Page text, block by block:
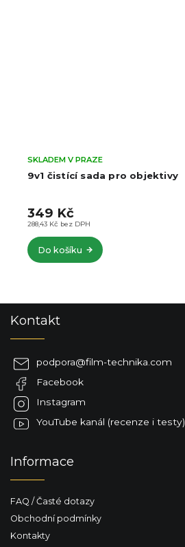
9v1 čistící sada pro objektivy
SKLADEM V PRAZE
288,43 Kč bez DPH
349 Kč
Do košíku
Kontakt
podpora@film-technika.com
Facebook
Instagram
YouTube kanál (recenze i testy)
Informace
FAQ / Časté dotazy
Obchodní podmínky
Kontakty